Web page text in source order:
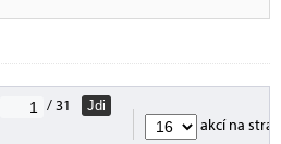
/ 31
Jdi
akcí na